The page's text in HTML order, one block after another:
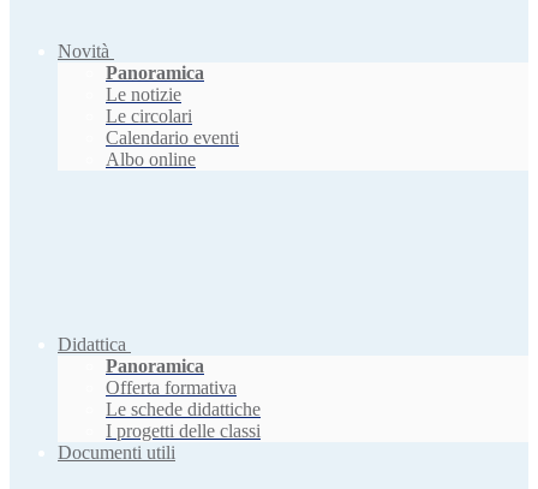
Novità
Panoramica
Le notizie
Le circolari
Calendario eventi
Albo online
Didattica
Panoramica
Offerta formativa
Le schede didattiche
I progetti delle classi
Documenti utili